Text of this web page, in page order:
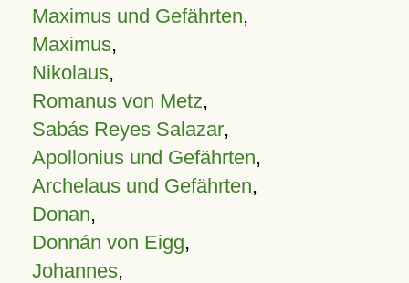
Maximus und Gefährten,
Maximus,
Nikolaus,
Romanus von Metz,
Sabás Reyes Salazar,
Apollonius und Gefährten,
Archelaus und Gefährten,
Donan,
Donnán von Eigg,
Johannes,